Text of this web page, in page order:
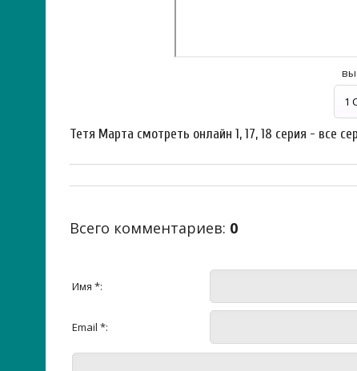
Тетя Марта смотреть онлайн 1, 17, 18 серия - все
Всего комментариев: 0
Имя *:
Email *: